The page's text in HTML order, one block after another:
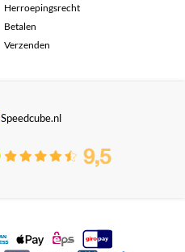
Herroepingsrecht
Betalen
Verzenden
Speedcube.nl